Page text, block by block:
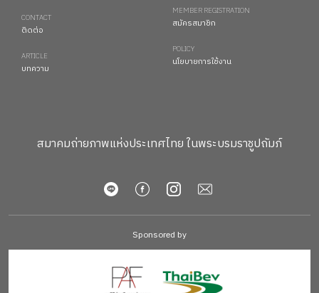
CONTACT
ติดต่อ
ARTICLE
บทความ
MEMBER REGISTRATION
สมัครสมาชิก
POLICY
นโยบายการใช้งาน
สมาคมถ่ายภาพแห่งประเทศไทย ในพระบรมราชูปถัมภ์
Sponsored by